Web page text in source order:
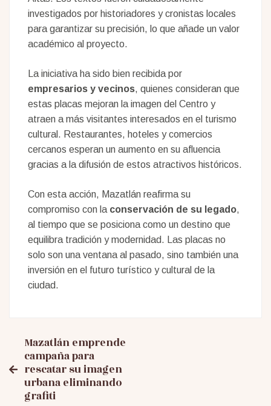
investigados por historiadores y cronistas locales
para garantizar su precisión, lo que añade un valor
académico al proyecto.
La iniciativa ha sido bien recibida por
empresarios y vecinos, quienes consideran que
estas placas mejoran la imagen del Centro y
atraen a más visitantes interesados en el turismo
cultural. Restaurantes, hoteles y comercios
cercanos esperan un aumento en su afluencia
gracias a la difusión de estos atractivos históricos.
Con esta acción, Mazatlán reafirma su
compromiso con la conservación de su legado,
al tiempo que se posiciona como un destino que
equilibra tradición y modernidad. Las placas no
solo son una ventana al pasado, sino también una
inversión en el futuro turístico y cultural de la
ciudad.
Mensaje
de
Mazatlán emprende
campaña para
rescatar su imagen
urbana eliminando
grafiti